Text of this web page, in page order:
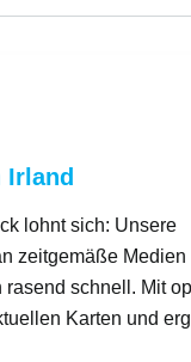
Irland
lohnt sich: Unsere
zeitgemäße Medien
rasend schnell. Mit
Karten und